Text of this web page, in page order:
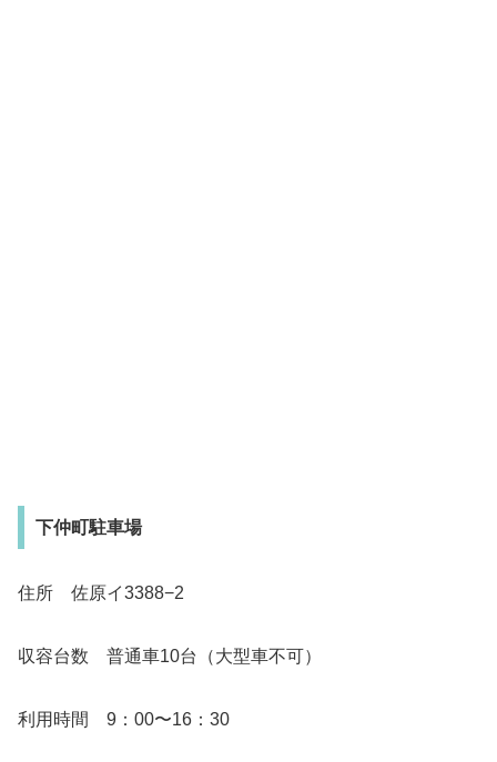
下仲町駐車場
住所 佐原イ3388−2
収容台数 普通車10台（大型車不可）
利用時間 9：00〜16：30